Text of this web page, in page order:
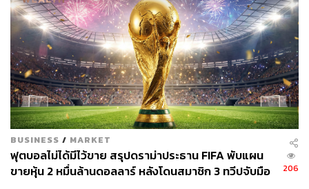
BUSINESS / MARKET
ฟุตบอลไม่ได้มีไว้ขาย สรุปดราม่าประธาน FIFA พับแผน
ขายหุ้น 2 หมื่นล้านดอลลาร์ หลังโดนสมาชิก 3 ทวีปจับมือ
206